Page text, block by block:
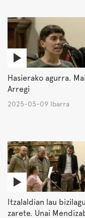
Hasierako agurra.
Arregi
2025-05-09 Ibarra
Itzalaldian lau
zarete. Unai